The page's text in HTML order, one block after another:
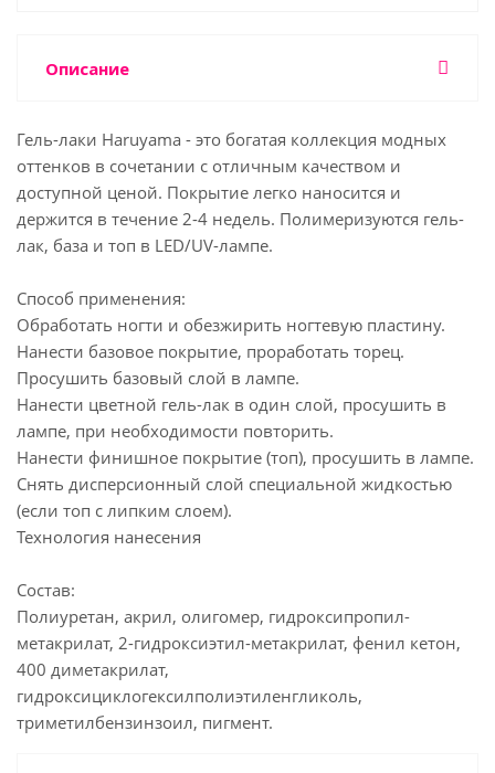
Описание
Гель-лаки Haruyama - это богатая коллекция модных
оттенков в сочетании с отличным качеством и
доступной ценой. Покрытие легко наносится и
держится в течение 2-4 недель. Полимеризуются гель-
лак, база и топ в LED/UV-лампе.
Способ применения:
Обработать ногти и обезжирить ногтевую пластину.
Нанести базовое покрытие, проработать торец.
Просушить базовый слой в лампе.
Нанести цветной гель-лак в один слой, просушить в
лампе, при необходимости повторить.
Нанести финишное покрытие (топ), просушить в лампе.
Снять дисперсионный слой специальной жидкостью
(если топ с липким слоем).
Технология нанесения
Состав:
Полиуретан, акрил, олигомер, гидроксипропил-
метакрилат, 2-гидроксиэтил-метакрилат, фенил кетон,
400 диметакрилат,
гидроксициклогексилполиэтиленгликоль,
триметилбензинзоил, пигмент.